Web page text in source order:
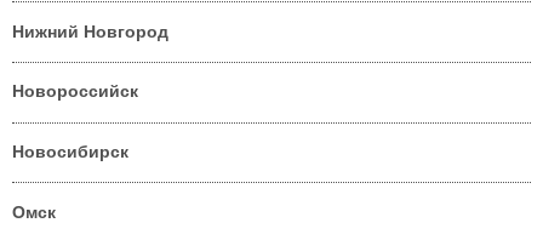
Нижний Новгород
Новороссийск
Новосибирск
Омск